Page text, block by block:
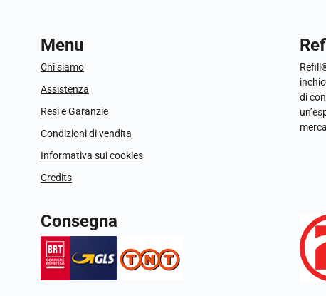
Menu
Chi siamo
Assistenza
Resi e Garanzie
Condizioni di vendita
Informativa sui cookies
Credits
di
Consegna